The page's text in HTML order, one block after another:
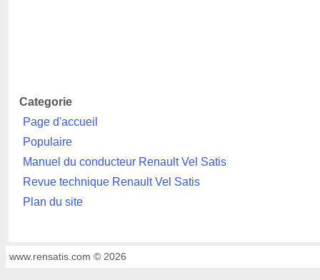
Categorie
Page d'accueil
Populaire
Manuel du conducteur Renault Vel Satis
Revue technique Renault Vel Satis
Plan du site
www.rensatis.com © 2026